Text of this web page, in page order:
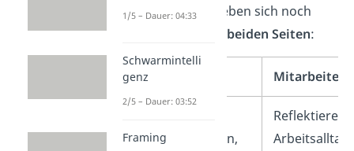
Darüber hinaus ergeben sich noch
weitere
Vorteile auf beiden Seiten:
Vorgesetzte Mitarbeiter
über die Tätigkeiten,
Reflektieren
Arbeitsalltag
1/5 – Dauer: 04:33
Schwarmintelli
genz
2/5 – Dauer: 03:52
Framing